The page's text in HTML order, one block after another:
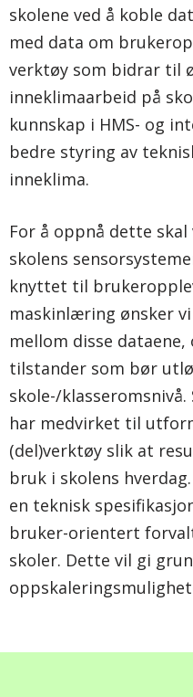
skolene ved å koble
med data om
verktøy som bidrar til
inneklimaarbeid på
kunnskap i HMS- og
bedre styring av
inneklima.
For å oppnå dette
skolens
knyttet til
maskinlæring ønsker
mellom disse
tilstander som bør
skole-/
har medvirket til
(del)verktøy slik at
bruk i skolens
en teknisk
bruker-orientert
skoler. Dette vil gi